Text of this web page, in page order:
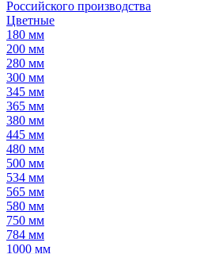
Российского производства
Цветные
180 мм
200 мм
280 мм
300 мм
345 мм
365 мм
380 мм
445 мм
480 мм
500 мм
534 мм
565 мм
580 мм
750 мм
784 мм
1000 мм